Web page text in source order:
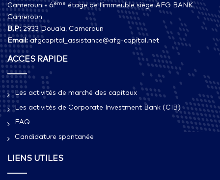
Cameroun - 6ème étage de l’immeuble siège AFG BANK
Cameroun
B.P:2933 Douala, Cameroun
Email: afgcapital_assistance@afg-capital.net
ACCES RAPIDE
Les activités de marché des capitaux
Les activités de Corporate Investment Bank (CIB)
FAQ
Candidature spontanée
LIENS UTILES